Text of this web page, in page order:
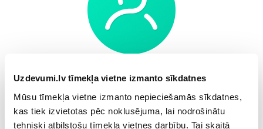
Uzdevumi.lv tīmekļa vietne izmanto sīkdatnes
Mūsu tīmekļa vietne izmanto nepieciešamās sīkdatnes,
kas tiek izvietotas pēc noklusējuma, lai nodrošinātu
tehniski atbilstošu tīmekļa vietnes darbību. Tai skaitā
Mācību iestāde: